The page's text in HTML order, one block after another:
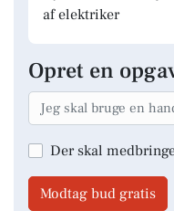
af elektriker
Opret en
Der skal
Modtag bud gratis